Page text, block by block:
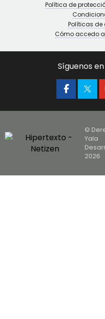
Política de
Políticas de
Cómo accedo
Síguenos
©
Yala
2026